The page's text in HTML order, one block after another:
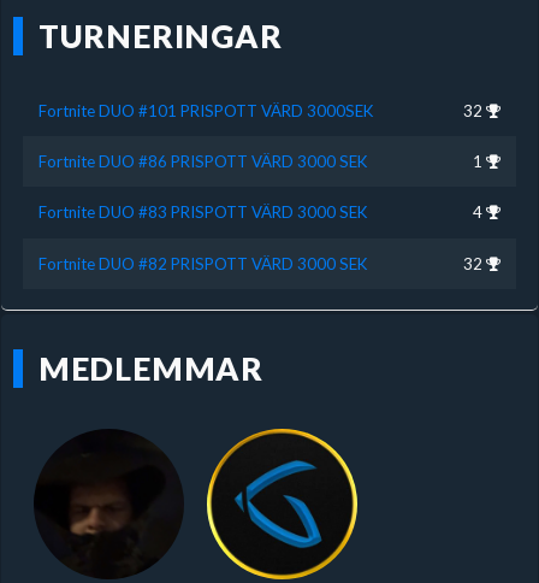
TURNERINGAR
Fortnite DUO #101 PRISPOTT VÄRD 3000SEK 32
Fortnite DUO #86 PRISPOTT VÄRD 3000 SEK 1
Fortnite DUO #83 PRISPOTT VÄRD 3000 SEK 4
Fortnite DUO #82 PRISPOTT VÄRD 3000 SEK 32
MEDLEMMAR